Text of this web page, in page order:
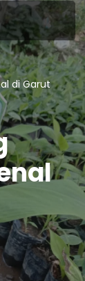
di Garut